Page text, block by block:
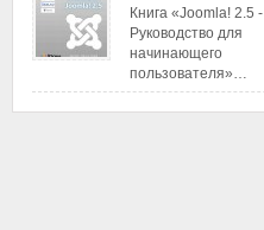
Книга «Joomla! 2.5 -
Руководство для
начинающего
пользователя»…